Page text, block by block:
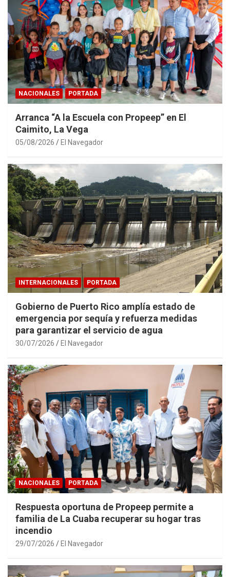
NACIONALES PORTADA
Arranca “A la Escuela con Propeep” en El
Caimito, La Vega
05/08/2026 El Navegador
INTERNACIONALES PORTADA
Gobierno de Puerto Rico amplía estado de
emergencia por sequía y refuerza medidas
para garantizar el servicio de agua
30/07/2026 El Navegador
NACIONALES PORTADA
Respuesta oportuna de Propeep permite a
familia de La Cuaba recuperar su hogar tras
incendio
29/07/2026 El Navegador